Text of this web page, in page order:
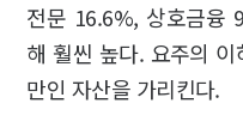
전문 16.6%, 상호금융
해 훨씬 높다. 요주의
만인 자산을 가리킨다.